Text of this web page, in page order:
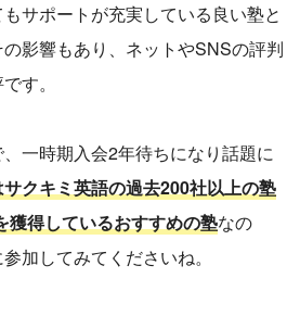
サポートが充実している良い塾と
影響もあり、ネットやSNSの評判
す。
一時期入会2年待ちになり話題に
クキミ英語の過去200社以上の塾
獲得しているおすすめの塾なの
加してみてくださいね。